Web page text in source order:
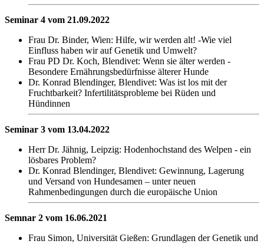
Seminar 4 vom 21.09.2022
Frau Dr. Binder, Wien: Hilfe, wir werden alt! -Wie viel
Einfluss haben wir auf Genetik und Umwelt?
Frau PD Dr. Koch, Blendivet: Wenn sie älter werden -
Besondere Ernährungsbedürfnisse älterer Hunde
Dr. Konrad Blendinger, Blendivet: Was ist los mit der
Fruchtbarkeit? Infertilitätsprobleme bei Rüden und
Hündinnen
Seminar 3 vom 13.04.2022
Herr Dr. Jähnig, Leipzig: Hodenhochstand des Welpen - ein
lösbares Problem?
Dr. Konrad Blendinger, Blendivet: Gewinnung, Lagerung
und Versand von Hundesamen – unter neuen
Rahmenbedingungen durch die europäische Union
Semnar 2 vom 16.06.2021
Frau Simon, Universität Gießen: Grundlagen der Genetik und